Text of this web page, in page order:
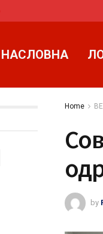
НАСЛОВНА
Home
by